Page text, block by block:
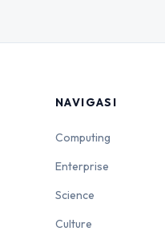
NAVIGASI
Computing
Enterprise
Science
Culture